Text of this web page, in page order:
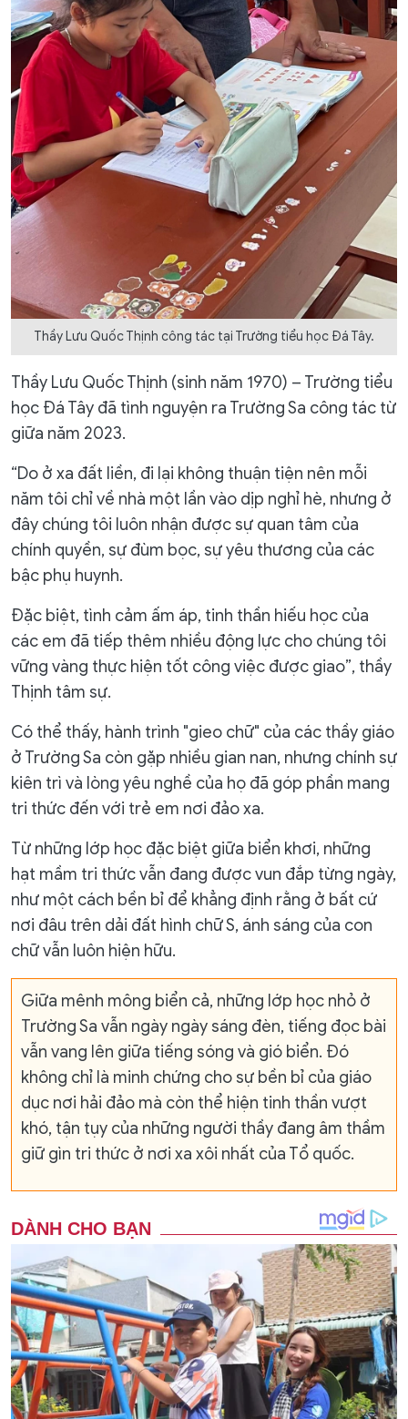
Thầy Lưu Quốc Thịnh công tác tại Trường tiểu học Đá Tây.
Thầy Lưu Quốc Thịnh (sinh năm 1970) – Trường tiểu
học Đá Tây đã tình nguyện ra Trường Sa công tác từ
giữa năm 2023.
“Do ở xa đất liền, đi lại không thuận tiện nên mỗi
năm tôi chỉ về nhà một lần vào dịp nghỉ hè, nhưng ở
đây chúng tôi luôn nhận được sự quan tâm của
chính quyền, sự đùm bọc, sự yêu thương của các
bậc phụ huynh.
Đặc biệt, tình cảm ấm áp, tinh thần hiếu học của
các em đã tiếp thêm nhiều động lực cho chúng tôi
vững vàng thực hiện tốt công việc được giao”, thầy
Thịnh tâm sự.
Có thể thấy, hành trình "gieo chữ" của các thầy giáo
ở Trường Sa còn gặp nhiều gian nan, nhưng chính sự
kiên trì và lòng yêu nghề của họ đã góp phần mang
tri thức đến với trẻ em nơi đảo xa.
Từ những lớp học đặc biệt giữa biển khơi, những
hạt mầm tri thức vẫn đang được vun đắp từng ngày,
như một cách bền bỉ để khẳng định rằng ở bất cứ
nơi đâu trên dải đất hình chữ S, ánh sáng của con
chữ vẫn luôn hiện hữu.
Giữa mênh mông biển cả, những lớp học nhỏ ở
Trường Sa vẫn ngày ngày sáng đèn, tiếng đọc bài
vẫn vang lên giữa tiếng sóng và gió biển. Đó
không chỉ là minh chứng cho sự bền bỉ của giáo
dục nơi hải đảo mà còn thể hiện tinh thần vượt
khó, tận tụy của những người thầy đang âm thầm
giữ gìn tri thức ở nơi xa xôi nhất của Tổ quốc.